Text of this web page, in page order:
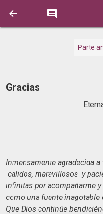
 
Parte
Gracias
Inmensamente agradecida
calidos, maravillosos y
infinitas por acompañarme
como una fuente inagotable
Que Dios continúe